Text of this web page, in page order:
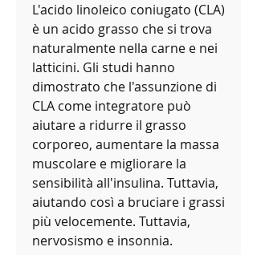
L'acido linoleico coniugato (CLA)
è un acido grasso che si trova
naturalmente nella carne e nei
latticini. Gli studi hanno
dimostrato che l'assunzione di
CLA come integratore può
aiutare a ridurre il grasso
corporeo, aumentare la massa
muscolare e migliorare la
sensibilità all'insulina. Tuttavia,
aiutando così a bruciare i grassi
più velocemente. Tuttavia,
nervosismo e insonnia.